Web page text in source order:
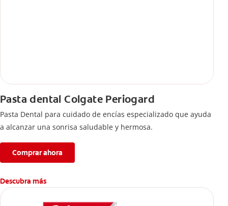
Pasta dental Colgate Periogard
Pasta Dental para cuidado de encías especializado que ayuda
a alcanzar una sonrisa saludable y hermosa.
Comprar ahora
Descubra más